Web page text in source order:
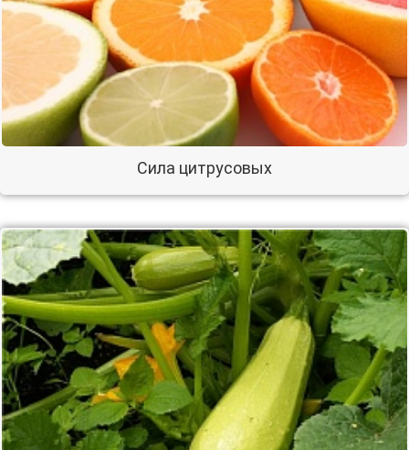
Сила цитрусовых